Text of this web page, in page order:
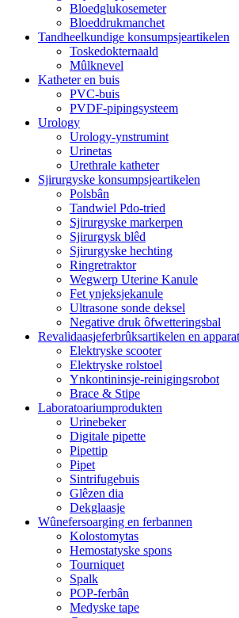
Bloedglukosemeter
Bloeddrukmanchet
Tandheelkundige konsumpsjeartikelen
Toskedokternaald
Mûlknevel
Katheter en buis
PVC-buis
PVDF-pipingsysteem
Urology
Urology-ynstrumint
Urinetas
Urethrale katheter
Sjirurgyske konsumpsjeartikelen
Polsbân
Tandwiel Pdo-tried
Sjirurgyske markerpen
Sjirurgysk blêd
Sjirurgyske hechting
Ringretraktor
Wegwerp Uterine Kanule
Fet ynjeksjekanule
Ultrasone sonde deksel
Negative druk ôfwetteringsbal
Revalidaasjeferbrûksartikelen en
Elektryske scooter
Elektryske rolstoel
Ynkontininsje-reinigingsrobot
Brace & Stipe
Laboratoariumprodukten
Urinebeker
Digitale pipette
Pipettip
Pipet
Sintrifugebuis
Glêzen dia
Dekglaasje
Wûnefersoarging en ferbannen
Kolostomytas
Hemostatyske spons
Tourniquet
Spalk
POP-ferbân
Medyske tape